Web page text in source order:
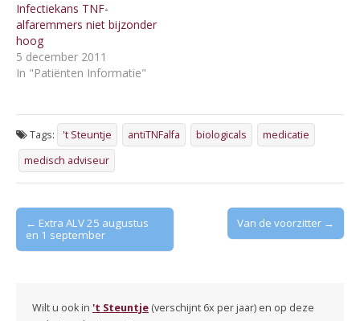
Infectiekans TNF-
alfaremmers niet bijzonder
hoog
5 december 2011
In "Patiënten Informatie"
Tags: 't Steuntje antiTNFalfa biologicals
medicatie
medisch adviseur
Post
navigation
← Extra ALV 25 augustus
en 1 september
Van de voorzitter →
Wilt u ook in 't Steuntje (verschijnt 6x per jaar) en op deze